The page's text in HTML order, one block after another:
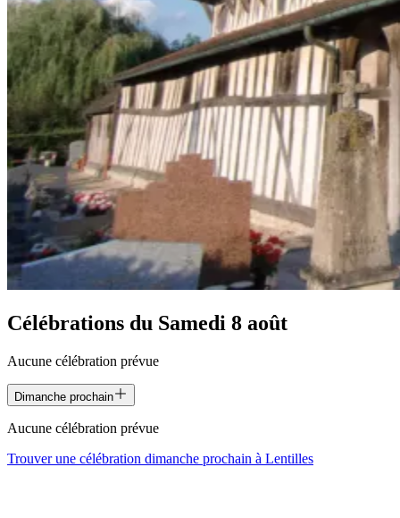
Célébrations du Samedi 8 août
Aucune célébration prévue
Dimanche prochain
Aucune célébration prévue
Trouver une célébration dimanche prochain à Lentilles